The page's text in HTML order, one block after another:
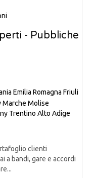
- Pubbliche
Emilia Romagna Friuli
Marche Molise
Trentino Alto Adige
clienti
a bandi, gare e accordi